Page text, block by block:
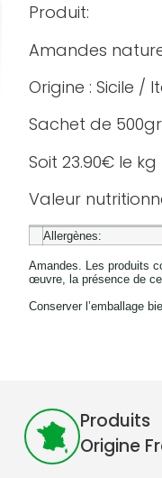
Produit:
Amandes
Origine : Sicile /
Sachet de 500gr
Soit 23.90€ le kg
Valeur
Allergènes:
Amandes. Les produits
œuvre, la présence de
Conserver l’emballage
Produits
Origine